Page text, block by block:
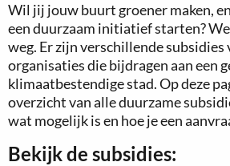
Wil jij jouw buurt groener maken,
een duurzaam initiatief starten?
weg. Er zijn verschillende
organisaties die bijdragen aan een
klimaatbestendige stad. Op deze
overzicht van alle duurzame
wat mogelijk is en hoe je een
Bekijk de subsidies: